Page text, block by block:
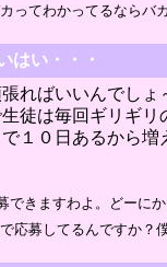
ってわかってるならバ
はい・・・
ればいいんでし
徒は毎回ギリギリ
１０日あるから増
できますわよ。どーに
応募してるんですか？